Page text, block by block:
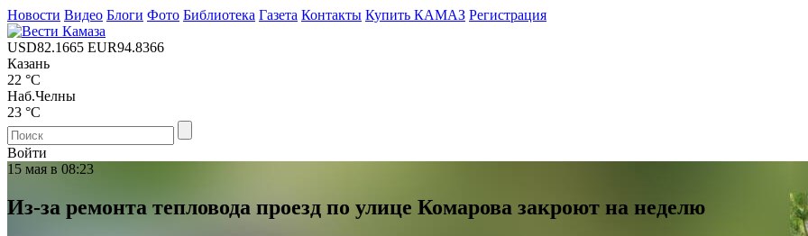
Новости Видео Блоги Фото Библиотека Газета Контакты Купить КАМАЗ Регистрация
USD82.1665 EUR94.8366
Казань
22 °C
Наб.Челны
23 °C
Войти
15 мая в 08:23
Из-за ремонта тепловода проезд по улице Комарова закроют на неделю